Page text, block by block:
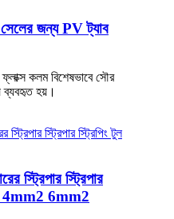
জন্য PV ট্যাব
ফ্লাক্স কলম বিশেষভাবে সৌর
ব্যবহৃত হয়।
স্ট্রিপার স্ট্রিপার
4mm2 6mm2